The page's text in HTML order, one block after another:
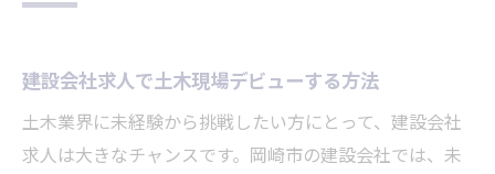
建設会社求人で土木現場デビューする方法
土木業界に未経験から挑戦したい方にとって、建設会社
求人は大きなチャンスです。岡崎市の建設会社では、未